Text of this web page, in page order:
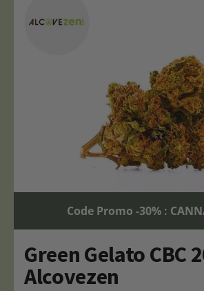
Code Promo -30% :
Green Gelato CBC
Alcovezen